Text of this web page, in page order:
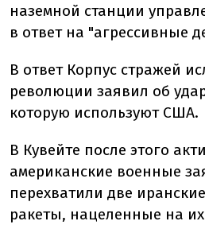
наземной станции
в ответ на "агрессивные
В ответ Корпус стражей
революции заявил об
которую используют США.
В Кувейте после этого
американские военные
перехватили две
ракеты, нацеленные на